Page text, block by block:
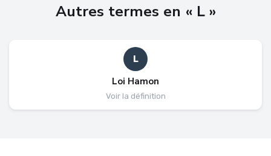
Autres termes en « L »
L
Loi Hamon
Voir la définition